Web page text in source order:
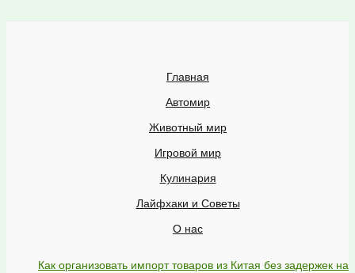
Главная
Автомир
Животный мир
Игровой мир
Кулинария
Лайфхаки и Советы
О нас
Как организовать импорт товаров из Китая без задержек на